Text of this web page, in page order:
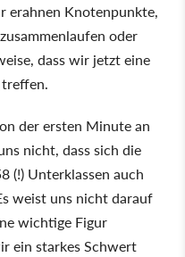
erahnen Knotenpunkte,
oder
dass wir jetzt eine
der ersten Minute an
nicht, dass sich die
(!) Unterklassen auch
weist uns nicht darauf
wichtige Figur
ein starkes Schwert